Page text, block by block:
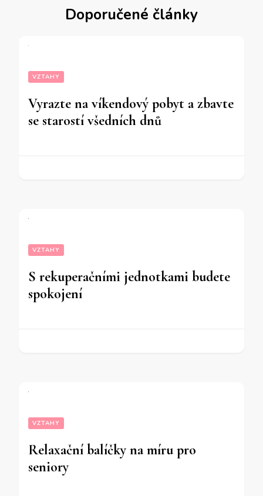
Doporučené články
VZTAHY
Vyrazte na víkendový pobyt a zbavte
se starostí všedních dnů
VZTAHY
S rekuperačními jednotkami budete
spokojení
VZTAHY
Relaxační balíčky na míru pro
seniory